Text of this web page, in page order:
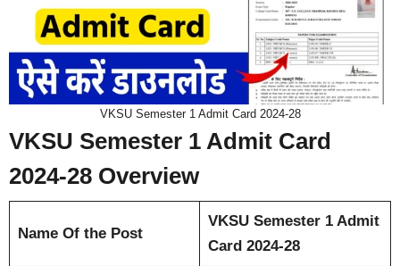
VKSU Semester 1 Admit Card 2024-28
VKSU Semester 1 Admit Card
2024-28 Overview
Name Of the Post
VKSU Semester 1 Admit
Card 2024-28